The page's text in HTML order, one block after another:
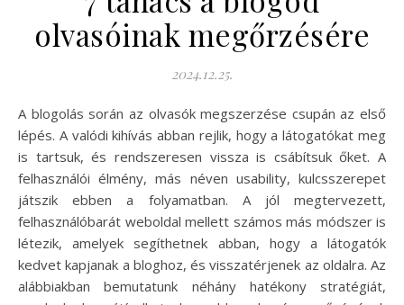
olvasóinak megőrzésére
2024.12.25.
A blogolás során az olvasók megszerzése csupán az első
lépés. A valódi kihívás abban rejlik, hogy a látogatókat meg
is tartsuk, és rendszeresen vissza is csábítsuk őket. A
felhasználói élmény, más néven usability, kulcsszerepet
játszik ebben a folyamatban. A jól megtervezett,
felhasználóbarát weboldal mellett számos más módszer is
létezik, amelyek segíthetnek abban, hogy a látogatók
kedvet kapjanak a bloghoz, és visszatérjenek az oldalra. Az
alábbiakban bemutatunk néhány hatékony stratégiát,